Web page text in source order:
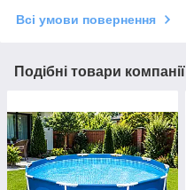
Всі умови повернення
Подібні товари компанії